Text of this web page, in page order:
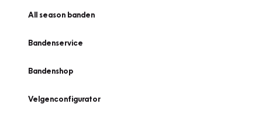
All season banden
Bandenservice
Bandenshop
Velgenconfigurator